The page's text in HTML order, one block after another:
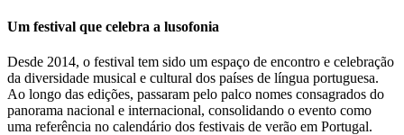
Um festival que celebra a lusofonia
Desde 2014, o festival tem sido um espaço de encontro e celebração
da diversidade musical e cultural dos países de língua portuguesa.
Ao longo das edições, passaram pelo palco nomes consagrados do
panorama nacional e internacional, consolidando o evento como
uma referência no calendário dos festivais de verão em Portugal.